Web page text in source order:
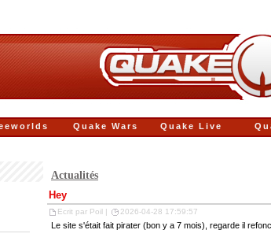
Quake Live
Quake Wars
Actualités
Hey
Ecrit par Poil | 2026-04-28 17:59:57
Le site s'était fait pirater (bon y a 7 mois), regarde il